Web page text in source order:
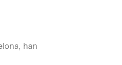
han